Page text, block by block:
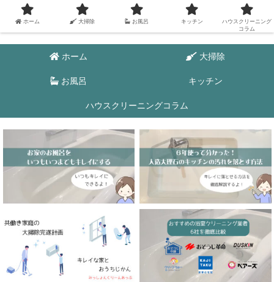
ホーム 大掃除
お風呂 キッチン
ハウスクリーニングコラム
ホーム 大掃除 お風呂 キッチン
ハウスクリーニング
コラム